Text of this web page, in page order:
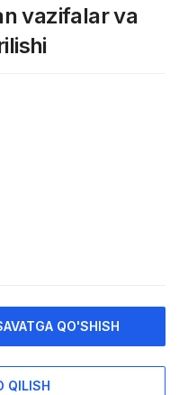
vazifalar va
QO'SHISH
QILISH